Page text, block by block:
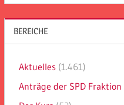
BEREICHE
Aktuelles(1.461)
Anträge der SPD Fraktion